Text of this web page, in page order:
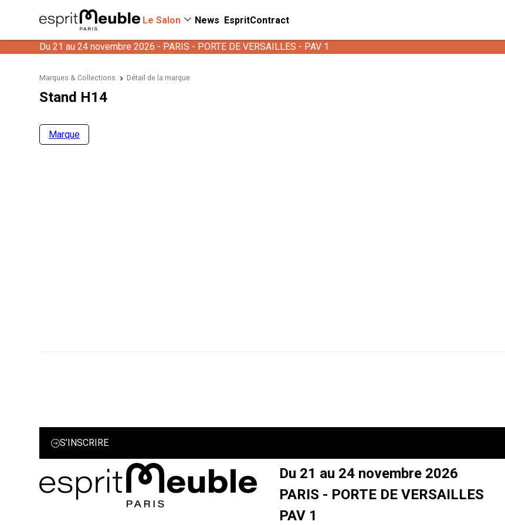
Le Salon News EspritContract
Du 21 au 24 novembre 2026 - PARIS - PORTE DE VERSAILLES - PAV 1
Marques & Collections Détail de la marque
Stand H14
Marque
S’INSCRIRE
Du 21 au 24 novembre 2026
PARIS - PORTE DE VERSAILLES
PAV 1